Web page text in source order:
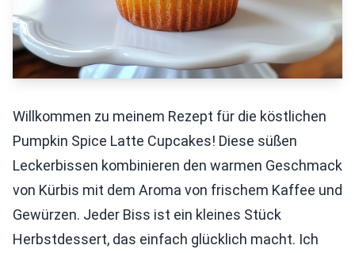
Willkommen zu meinem Rezept für die köstlichen
Pumpkin Spice Latte Cupcakes! Diese süßen
Leckerbissen kombinieren den warmen Geschmack
von Kürbis mit dem Aroma von frischem Kaffee und
Gewürzen. Jeder Biss ist ein kleines Stück
Herbstdessert, das einfach glücklich macht. Ich